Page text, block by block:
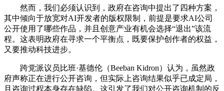
然而，我们必须认识到，政府在咨询中提出了四种方案，
其中倾向于放宽对AI开发者的版权限制，前提是要求AI公司
公开使用了哪些作品，并且创意产业有机会选择“退出”该流
程。这表明政府在寻求一个平衡点，既要保护创作者的权益，
又要推动科技进步。
跨党派议员比班·基德伦（Beeban Kidron）认为，虽然政
府声称正在进行公开咨询，但实际上咨询结果似乎已成定局，
且咨询过程本身存在缺陷。这引发了我们对公开咨询机制的反